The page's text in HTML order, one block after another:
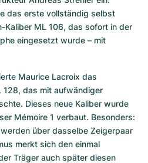
das erste vollständig selbst
Kaliber ML 106, das sofort in der
eingesetzt wurde – mit
Maurice Lacroix das
128, das mit aufwändiger
Dieses neue Kaliber wurde
Mémoire 1 verbaut. Besonders:
über dasselbe Zeigerpaar
merkt sich den einmal
Träger auch später diesen